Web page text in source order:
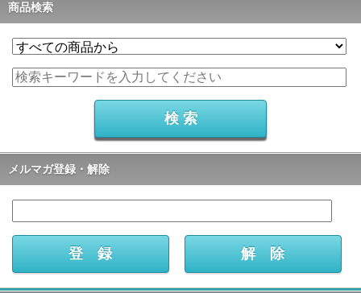
商品検索
メルマガ登録・解除